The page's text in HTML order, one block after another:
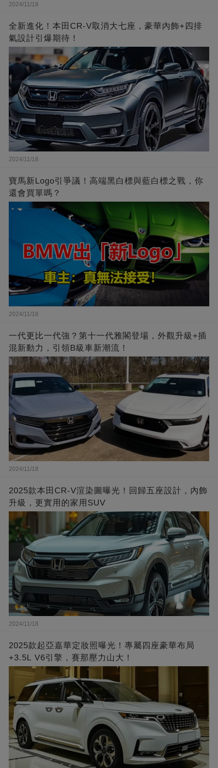
2024/11/18
全新進化！本田CR-V取消大七座，豪華內飾+四排
氣設計引爆期待！
2024/11/18
寶馬新Logo引爭議！高端黑白標與藍白標之戰，你
還會買單嗎？
2024/11/18
一代更比一代強？第十一代雅閣登場，外觀升級+插
混新動力，引領B級車新潮流！
2024/11/18
2025款本田CR-V渲染圖曝光！回歸五座設計，內飾
升級，更實用的家用SUV
2024/11/18
2025款起亞嘉華定妝照曝光！專屬四座豪華布局
+3.5L V6引擎，賽那壓力山大！